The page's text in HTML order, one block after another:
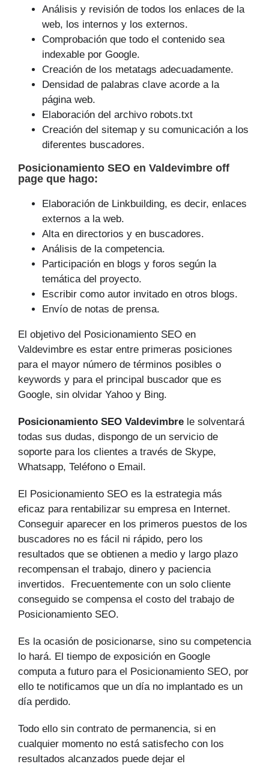
Análisis y revisión de todos los enlaces de la
web, los internos y los externos.
Comprobación que todo el contenido sea
indexable por Google.
Creación de los metatags adecuadamente.
Densidad de palabras clave acorde a la
página web.
Elaboración del archivo robots.txt
Creación del sitemap y su comunicación a los
diferentes buscadores.
Posicionamiento SEO en Valdevimbre off
page que hago:
Elaboración de Linkbuilding, es decir, enlaces
externos a la web.
Alta en directorios y en buscadores.
Análisis de la competencia.
Participación en blogs y foros según la
temática del proyecto.
Escribir como autor invitado en otros blogs.
Envío de notas de prensa.
El objetivo del Posicionamiento SEO en
Valdevimbre es estar entre primeras posiciones
para el mayor número de tér­minos posibles o
keywords y para el principal buscador que es
Google, sin olvidar Yahoo y Bing.
Posicionamiento SEO Valdevimbre le solventará
todas sus dudas, dispongo de un servicio de
soporte para los clientes a través de Skype,
Whatsapp, Teléfono o Email.
El Posicionamiento SEO es la estrategia más
eficaz para rentabilizar su empresa en Internet.
Conseguir aparecer en los primeros puestos de los
buscadores no es fácil ni rápido, pero los
resultados que se obtienen a medio y largo plazo
recompensan el trabajo, dinero y paciencia
invertidos. Frecuentemente con un solo cliente
conseguido se compensa el costo del trabajo de
Posicionamiento SEO.
Es la ocasión de posicionarse, sino su competencia
lo hará. El tiempo de exposición en Google
computa a futuro para el Posicionamiento SEO, por
ello te notificamos que un día no implantado es un
día perdido.
Todo ello sin contrato de permanencia, si en
cualquier momento no está satisfecho con los
resultados alcanzados puede dejar el